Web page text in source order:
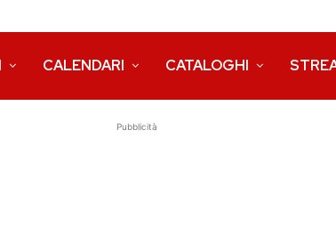
CALENDARI CATALOGHI
Pubblicità